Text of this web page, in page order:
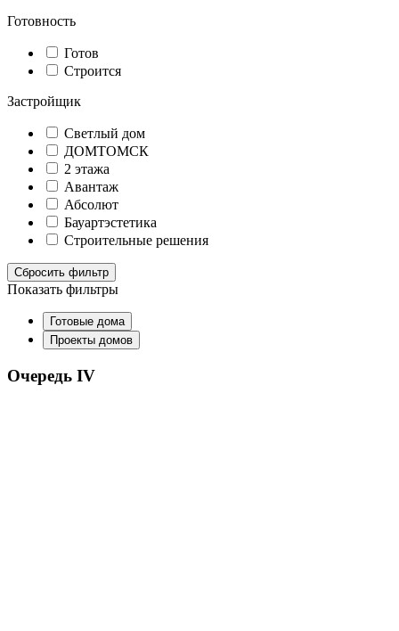
Готовность
Готов
Строится
Застройщик
Светлый дом
ДОМТОМСК
2 этажа
Авантаж
Абсолют
Бауартэстетика
Строительные решения
Сбросить фильтр
Показать фильтры
Готовые дома
Проекты домов
Очередь IV